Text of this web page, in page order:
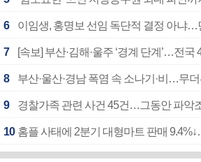
6 이임생, 홍명보 선임 독단적 결정 아냐…
7 [속보] 부산·김해·울주 ‘경계 단계’…전국
8 부산·울산·경남 폭염 속 소나기·비…무
9 경찰가족 관련 사건 45건…그동안 파악
10 홈플 사태에 2분기 대형마트 판매